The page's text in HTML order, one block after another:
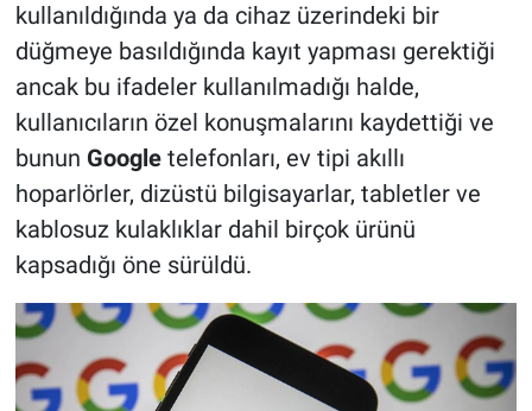
kullanıldığında ya da cihaz üzerindeki bir
düğmeye basıldığında kayıt yapması gerektiği
ancak bu ifadeler kullanılmadığı halde,
kullanıcıların özel konuşmalarını kaydettiği ve
bunun Google telefonları, ev tipi akıllı
hoparlörler, dizüstü bilgisayarlar, tabletler ve
kablosuz kulaklıklar dahil birçok ürünü
kapsadığı öne sürüldü.